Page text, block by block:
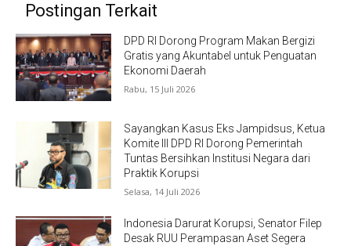
Postingan Terkait
DPD RI Dorong Program Makan Bergizi
Gratis yang Akuntabel untuk Penguatan
Ekonomi Daerah
Rabu, 15 Juli 2026
Sayangkan Kasus Eks Jampidsus, Ketua
Komite III DPD RI Dorong Pemerintah
Tuntas Bersihkan Institusi Negara dari
Praktik Korupsi
Selasa, 14 Juli 2026
Indonesia Darurat Korupsi, Senator Filep
Desak RUU Perampasan Aset Segera